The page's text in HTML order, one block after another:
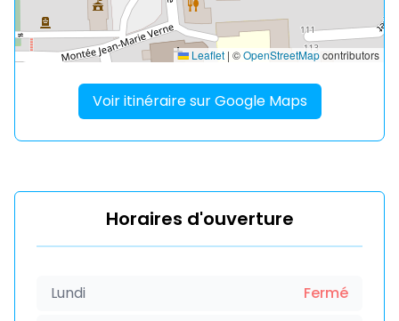
Leaflet | ©OpenStreetMapcontributors
Voir itinéraire sur Google Maps
Horaires d'ouverture
Lundi
Fermé